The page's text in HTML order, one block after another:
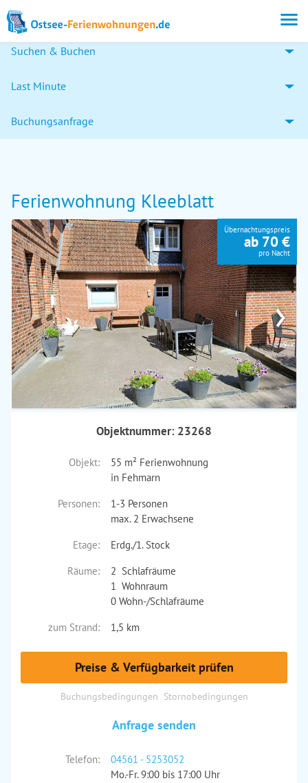
Suchen & Buchen
Last Minute
Buchungsanfrage
Ferienwohnung Kleeblatt
›
Übernachtungspreis
ab 70 €
pro Nacht
Objektnummer: 23268
Objekt:
55 m² Ferienwohnung
in Fehmarn
Personen:
1-3 Personen
max. 2 Erwachsene
Etage:
Erdg./1. Stock
Räume:
2 Schlafräume
1 Wohnraum
0 Wohn-/Schlafräume
zum Strand:
1,5 km
Preise & Verfügbarkeit prüfen
Buchungsbedingungen Stornobedingungen
Anfrage senden
Telefon:
04561 - 5253052
Mo.-Fr. 9:00 bis 17:00 Uhr